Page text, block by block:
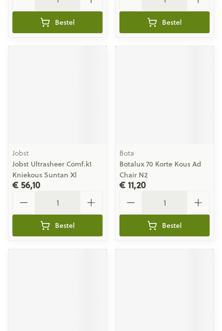
Bestel Bestel
Jobst
Jobst Ultrasheer Comf.k1
Kniekous Suntan Xl
€ 56,10
Bestel
Bota
Botalux 70 Korte Kous Ad
Chair N2
€ 11,20
Bestel